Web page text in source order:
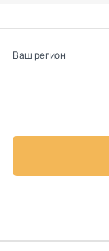
Ваш регион